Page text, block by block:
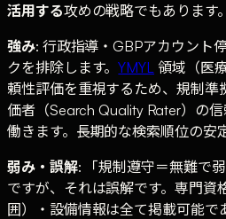
活用する攻めの戦略でもあります。
強み: 行政指導・GBPアカウント
クを排除します。YMYL 領域（医
頼性評価を重視するため、規制
価者（Search Quality Rater）の
働きます。長期的な検索順位の安
弱み・誤解: 「規制遵守＝無難で
ですが、それは誤解です。専門資
囲）・設備情報は全て掲載可能で